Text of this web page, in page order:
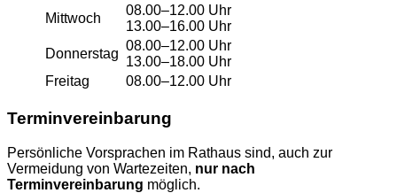
Mittwoch
08.00–12.00 Uhr
13.00–16.00 Uhr
Donnerstag
08.00–12.00 Uhr
13.00–18.00 Uhr
Freitag
08.00–12.00 Uhr
Terminvereinbarung
Persönliche Vorsprachen im Rathaus sind, auch zur
Vermeidung von Wartezeiten, nur nach
Terminvereinbarung möglich.